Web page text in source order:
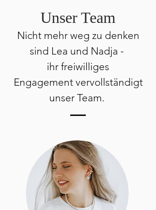
Unser Team
Nicht mehr weg zu denken
sind Lea und Nadja -
ihr freiwilliges
Engagement vervollständigt
unser Team.